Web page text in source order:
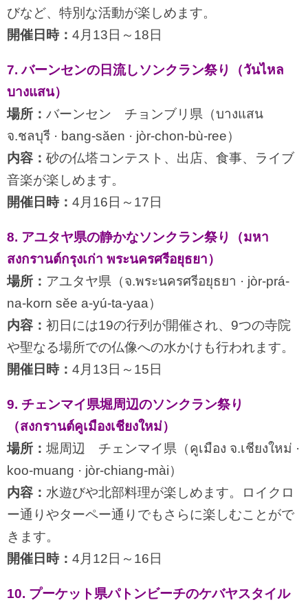
びなど、特別な活動が楽しめます。
開催日時： 4月13日～18日
7. バーンセンの日流しソンクラン祭り（วันไหล
บางแสน）
場所： バーンセン チョンブリ県（บางแสน
จ.ชลบุรี · bang-săen · jòr-chon-bù-ree）
内容： 砂の仏塔コンテスト、出店、食事、ライブ
音楽が楽しめます。
開催日時： 4月16日～17日
8. アユタヤ県の静かなソンクラン祭り（มหา
สงกรานต์กรุงเก่า พระนครศรีอยุธยา）
場所： アユタヤ県（จ.พระนครศรีอยุธยา · jòr-prá-
na-korn sĕe a-yú-ta-yaa）
内容： 初日には19の行列が開催され、9つの寺院
や聖なる場所での仏像への水かけも行われます。
開催日時： 4月13日～15日
9. チェンマイ県堀周辺のソンクラン祭り
（สงกรานต์คูเมืองเชียงใหม่）
場所： 堀周辺 チェンマイ県（คูเมือง จ.เชียงใหม่ ·
koo-muang · jòr-chiang-mài）
内容： 水遊びや北部料理が楽しめます。ロイクロ
ー通りやターペー通りでもさらに楽しむことがで
きます。
開催日時： 4月12日～16日
10. プーケット県パトンビーチのケバヤスタイル